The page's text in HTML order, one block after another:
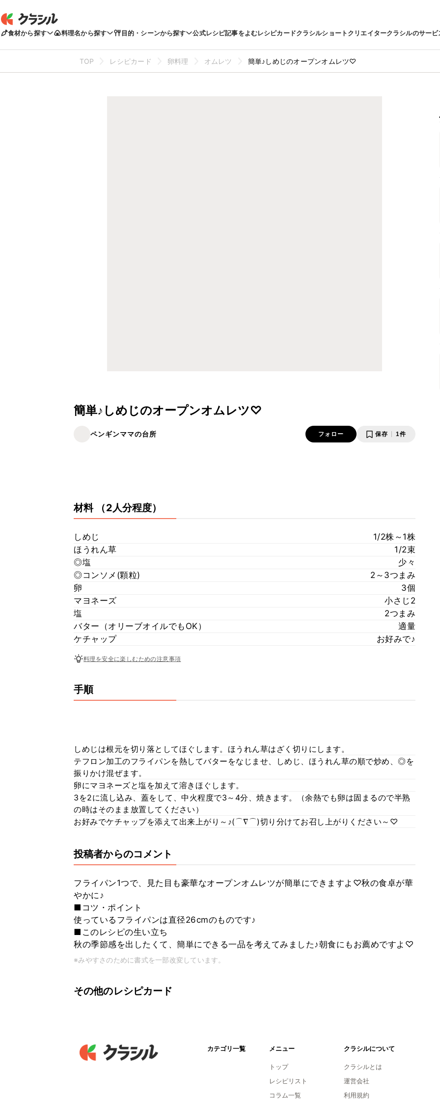
食材から探す 料理名から探す 目的・シーンから探す 公式レシピ記事をよむレシピカードクラシルショートクリエイタークラシルのサービ
TOP レシピカード 卵料理 オムレツ 簡単♪しめじのオープンオムレツ♡
簡単♪しめじのオープンオムレツ♡
ペンギンママの台所 フォロー 保存 1件
材料 （2人分程度）
しめじ
1/2株～1株
ほうれん草
1/2束
◎塩
少々
◎コンソメ(顆粒)
2～3つまみ
卵
3個
マヨネーズ
小さじ2
塩
2つまみ
バター（オリーブオイルでもOK）
適量
ケチャップ
お好みで♪
料理を安全に楽しむための注意事項
手順
しめじは根元を切り落としてほぐします。ほうれん草はざく切りにします。
テフロン加工のフライパンを熱してバターをなじませ、しめじ、ほうれん草の順で炒め、◎を
振りかけ混ぜます。
卵にマヨネーズと塩を加えて溶きほぐします。
3を2に流し込み、蓋をして、中火程度で3～4分、焼きます。（余熱でも卵は固まるので半熟
の時はそのまま放置してください）
お好みでケチャップを添えて出来上がり～♪(⌒∇⌒)切り分けてお召し上がりください～♡
投稿者からのコメント
フライパン1つで、見た目も豪華なオープンオムレツが簡単にできますよ♡秋の食卓が華
やかに♪
■コツ・ポイント
使っているフライパンは直径26cmのものです♪
■このレシピの生い立ち
秋の季節感を出したくて、簡単にできる一品を考えてみました♪朝食にもお薦めですよ♡
※みやすさのために書式を一部改変しています。
その他のレシピカード
カテゴリ一覧 メニュー
トップ
レシピリスト
コラム一覧
クラシルについて
クラシルとは
運営会社
利用規約